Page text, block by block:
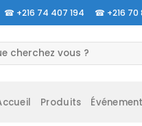
☎ +216 74 407 194 ☎ +216
Produits